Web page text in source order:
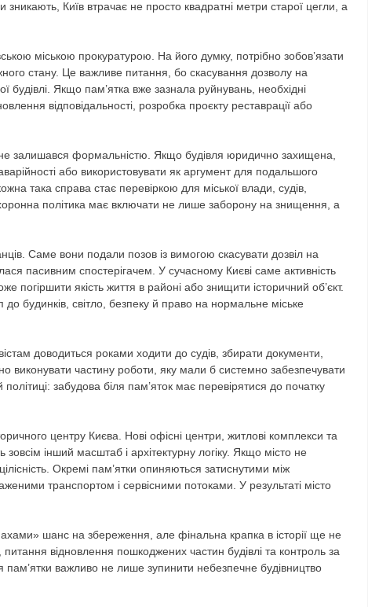
Київ втрачає не просто квадратні метри старої цегли, а
міською прокуратурою. На його думку, потрібно зобов’язати
стану. Це важливе питання, бо скасування дозволу на
Якщо пам’ятка вже зазнала руйнувань, необхідні
відповідальності, розробка проєкту реставрації або
залишався формальністю. Якщо будівля юридично захищена,
або використовувати як аргумент для подальшого
така справа стає перевіркою для міської влади, судів,
політика має включати не лише заборону на знищення, а
Саме вони подали позов із вимогою скасувати дозвіл на
пасивним спостерігачем. У сучасному Києві саме активність
якість життя в районі або знищити історичний об’єкт.
будинків, світло, безпеку й право на нормальне міське
доводиться роками ходити до судів, збирати документи,
виконувати частину роботи, яку мали б системно забезпечувати
політиці: забудова біля пам’яток має перевірятися до початку
центру Києва. Нові офісні центри, житлові комплекси та
зовсім інший масштаб і архітектурну логіку. Якщо місто не
Окремі пам’ятки опиняються затиснутими між
транспортом і сервісними потоками. У результаті місто
шанс на збереження, але фінальна крапка в історії ще не
відновлення пошкоджених частин будівлі та контроль за
важливо не лише зупинити небезпечне будівництво